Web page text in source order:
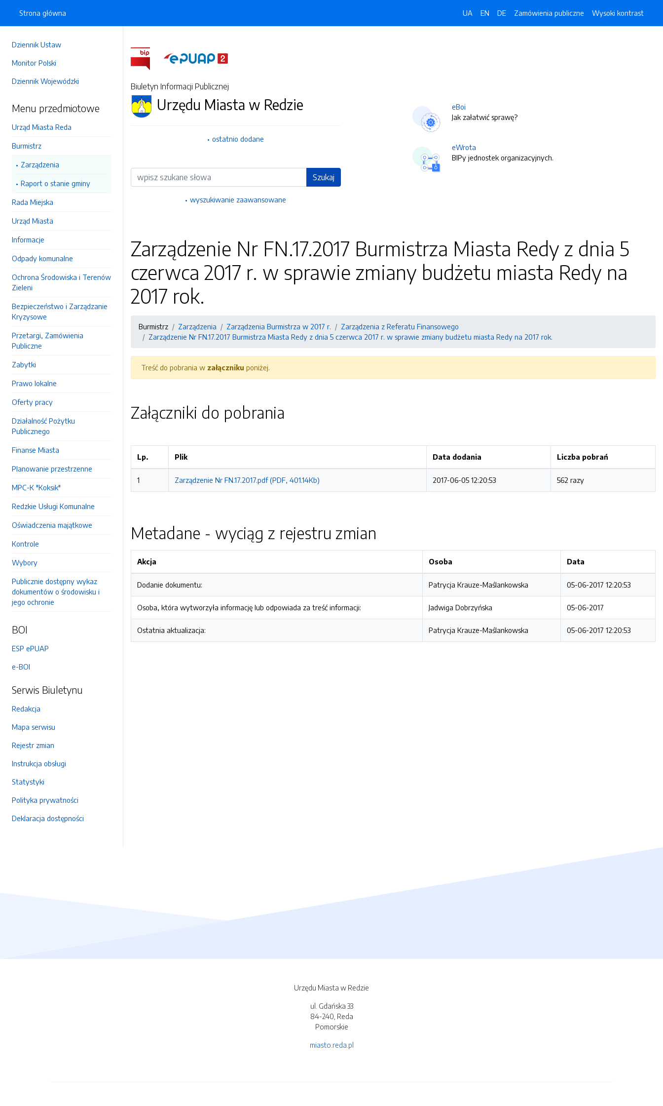
Dziennik Ustaw
Monitor Polski
Dziennik Wojewódzki
Menu przedmiotowe
Urząd Miasta Reda
Burmistrz
Zarządzenia
Raport o stanie gminy
Rada Miejska
Urząd Miasta
Informacje
Odpady komunalne
Ochrona Środowiska i Terenów
Zieleni
Bezpieczeństwo i Zarządzanie
Kryzysowe
Przetargi, Zamówienia
Publiczne
Zabytki
Prawo lokalne
Oferty pracy
Działalność Pożytku
Publicznego
Finanse Miasta
Planowanie przestrzenne
MPC-K "Koksik"
Redzkie Usługi Komunalne
Oświadczenia majątkowe
Kontrole
Wybory
Publicznie dostępny wykaz
dokumentów o środowisku i
jego ochronie
BOI
ESP ePUAP
e-BOI
Serwis Biuletynu
Redakcja
Mapa serwisu
Rejestr zmian
Instrukcja obsługi
Statystyki
Polityka prywatności
Deklaracja dostępności
Strona główna UA EN DE Zamówienia publiczne Wysoki kontrast
Biuletyn Informacji Publicznej
Urzędu Miasta w Redzie
ostatnio dodane
Wyszukiwarka Szukaj
wyszukiwanie zaawansowane
eBoi
Jak załatwić sprawę?
eWrota
BIPy jednostek organizacyjnych.
Zarządzenie Nr FN.17.2017 Burmistrza Miasta Redy z dnia 5
czerwca 2017 r. w sprawie zmiany budżetu miasta Redy na
2017 rok.
Burmistrz Zarządzenia Zarządzenia Burmistrza w 2017 r.
Zarządzenia z Referatu Finansowego
Zarządzenie Nr FN.17.2017 Burmistrza Miasta Redy z dnia 5 czerwca 2017 r. w sprawie zmiany budżetu miasta Redy na 2017 rok.
Treść do pobrania w załączniku poniżej.
Załączniki do pobrania
Lp. Plik Data dodania Liczba pobrań
1 Zarządzenie Nr FN.17.2017.pdf (PDF, 401.14Kb) 2017-06-05 12:20:53 562 razy
Metadane - wyciąg z rejestru zmian
Akcja Osoba Data
Dodanie dokumentu: Patrycja Krauze-Maślankowska 05-06-2017 12:20:53
Osoba, która wytworzyła informację lub odpowiada za treść informacji: Jadwiga Dobrzyńska 05-06-2017
Ostatnia aktualizacja: Patrycja Krauze-Maślankowska 05-06-2017 12:20:53
Urzędu Miasta w Redzie
ul. Gdańska 33
84-240, Reda
Pomorskie
miasto.reda.pl